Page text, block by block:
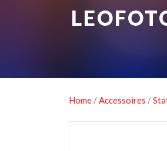
Home /Accessoires /